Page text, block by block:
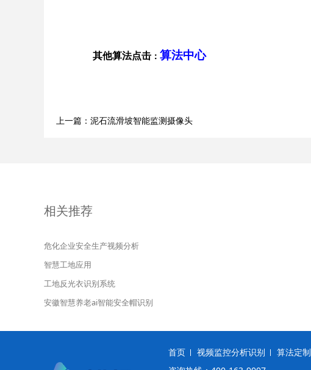
其他算法点击 ： 算法中心
上一篇：泥石流滑坡智能监测摄像头
相关推荐
危化企业安全生产视频分析
智慧工地应用
工地反光衣识别系统
安徽智慧养老ai智能安全帽识别
首页 视频监控分析识别 算法定制